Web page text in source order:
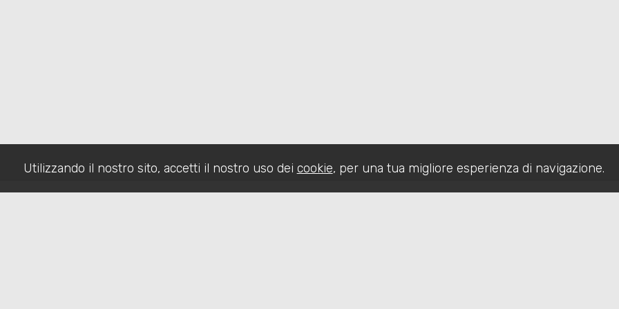
Utilizzando il nostro sito, accetti il nostro uso dei cookie, per una tua migliore esperienza di navigazione.